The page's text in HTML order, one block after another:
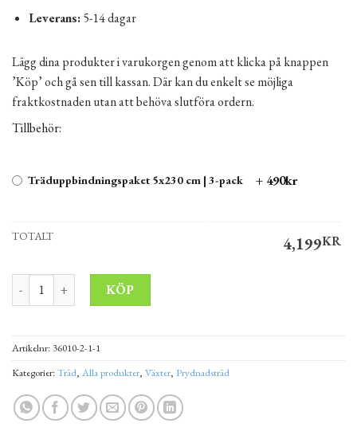
Leverans:5-14 dagar
Lägg dina produkter i varukorgen genom att klicka på knappen
’Köp’ och gå sen till kassan. Där kan du enkelt se möjliga
fraktkostnaden utan att behöva slutföra ordern.
Tillbehör:
Träduppbindningspaket 5x230 cm | 3-pack + 490kr
TOTALT 4,199KR
Prakthäggmispel Amelanchier lamarckii 200-250 cm mängd
KÖP
Artikelnr: 36010-2-1-1
Kategorier:Träd, Alla produkter, Växter, Prydnadsträd